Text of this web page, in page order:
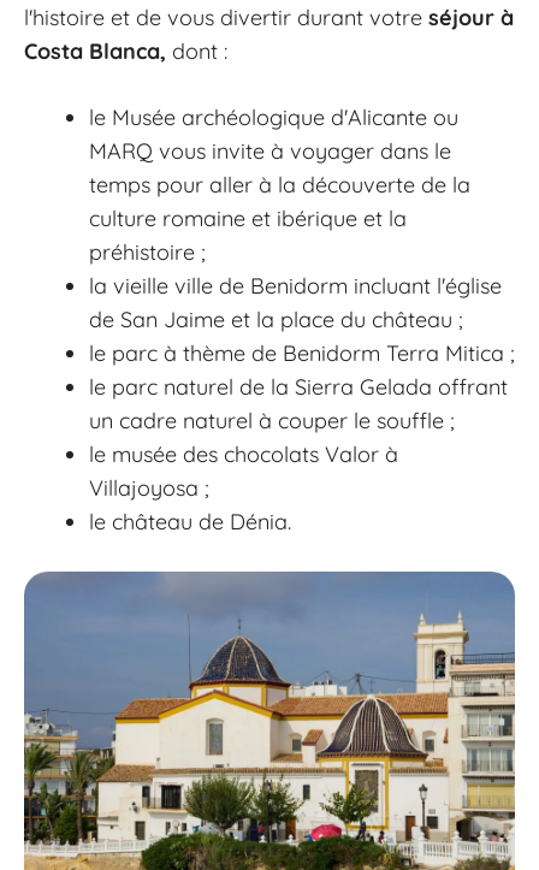
l'histoire et de vous divertir durant votre séjour à
Costa Blanca, dont :
le Musée archéologique d'Alicante ou
MARQ vous invite à voyager dans le
temps pour aller à la découverte de la
culture romaine et ibérique et la
préhistoire ;
la vieille ville de Benidorm incluant l'église
de San Jaime et la place du château ;
le parc à thème de Benidorm Terra Mitica ;
le parc naturel de la Sierra Gelada offrant
un cadre naturel à couper le souffle ;
le musée des chocolats Valor à
Villajoyosa ;
le château de Dénia.